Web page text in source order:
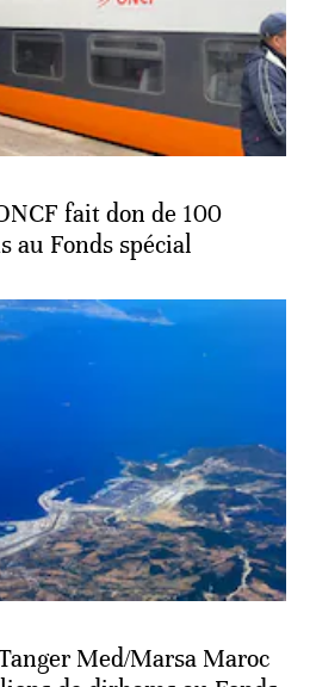
fait don de 100
au Fonds spécial
Med/Marsa Maroc